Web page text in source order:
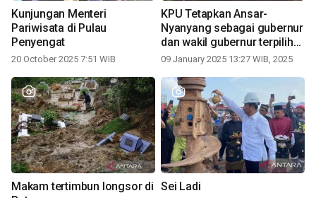
Kunjungan Menteri
Pariwisata di Pulau
Penyengat
20 October 2025 7:51 WIB
KPU Tetapkan Ansar-
Nyanyang sebagai gubernur
dan wakil gubernur terpilih
periode 2025-2030
09 January 2025 13:27 WIB, 2025
Makam tertimbun longsor di Sei Ladi